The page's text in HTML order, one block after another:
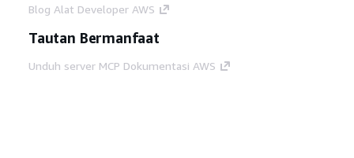
Blog Alat Developer AWS
Tautan Bermanfaat
Unduh server MCP Dokumentasi AWS